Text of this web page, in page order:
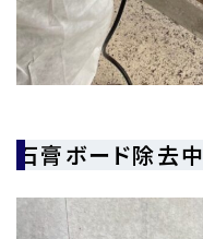
石膏ボード除去中